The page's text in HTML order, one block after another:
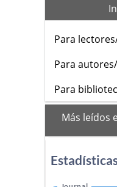
Para
Para
Para
mas_vistos
Más leídos